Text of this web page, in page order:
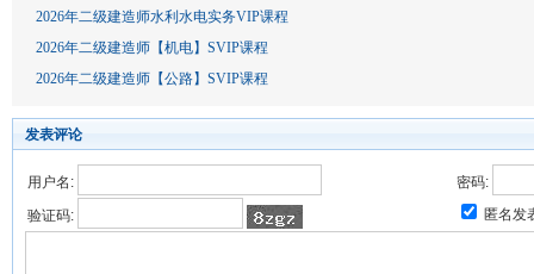
2026年二级建造师水利水电实务VIP课程
2026年二级建造师【机电】SVIP课程
2026年二级建造师【公路】SVIP课程
发表评论
用户名:
密码:
验证码:
匿名发